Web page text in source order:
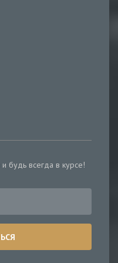
будь всегда в курсе!